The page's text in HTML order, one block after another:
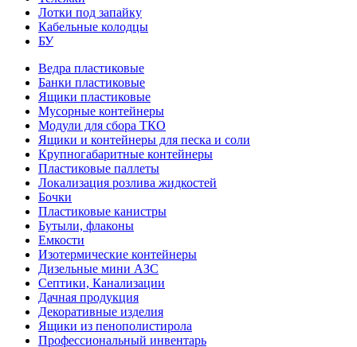
Лотки под запайку
Кабельные колодцы
БУ
Ведра пластиковые
Банки пластиковые
Ящики пластиковые
Мусорные контейнеры
Модули для сбора ТКО
Ящики и контейнеры для песка и соли
Крупногабаритные контейнеры
Пластиковые паллеты
Локализация розлива жидкостей
Бочки
Пластиковые канистры
Бутыли, флаконы
Емкости
Изотермические контейнеры
Дизельные мини АЗС
Септики, Канализации
Дачная продукция
Декоративные изделия
Ящики из пенополистирола
Профессиональный инвентарь